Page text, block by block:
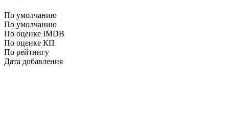
По умолчанию
По умолчанию
По оценке IMDB
По оценке КП
По рейтингу
Дата добавления